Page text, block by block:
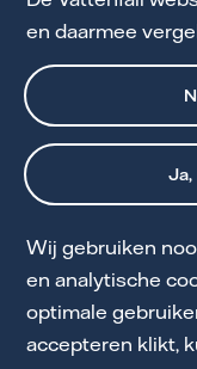
en daarmee
Ja,
Wij gebruiken
en analytische
optimale
accepteren klikt,
Het
Cookie